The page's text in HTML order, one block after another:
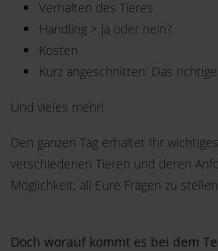
Verhalten des Tieres
Handling > ja oder nein?
Kosten
Kurz angeschnitten: Das
Und vieles mehr!
Den ganzen Tag erhaltet Ihr
verschiedenen Tieren und deren
Möglichkeit, all Eure Fragen zu
Doch worauf kommt es bei dem